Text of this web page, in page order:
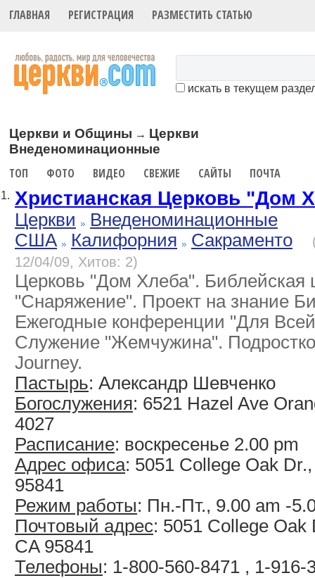
ГЛАВНАЯ РЕГИСТРАЦИЯ РАЗМЕСТИТЬ СТАТЬЮ
искать в текущем
Церкви и Общины → Церкви
Внеденоминационные
ТОП ФОТО ВИДЕО СВЕЖИЕ САЙТЫ ПОЧТА
1. Христианская Церковь "Дом
Церкви
Внеденоминационные
США
Калифорния Сакраменто
12/04/09, Хитов: 2)
Церковь "Дом Хлеба". Библейская
"Снаряжение". Проект на знание
Ежегодные конференции "Для
Служение "Жемчужина".
Journey.
Пастырь: Александр Шевченко
Богослужения: 6521 Hazel Ave
4027
Расписание: воскресенье 2.00 pm
Адрес офиса: 5051 College Oak
95841
Режим работы: Пн.-Пт., 9.00 am -
Почтовый адрес: 5051 College Oak
CA 95841
Телефоны: 1-800-560-8471 , 1-916-